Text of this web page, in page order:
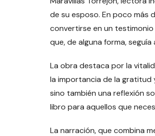
de su esposo. En poco más
convertirse en un testimonio
que, de alguna forma,
La obra destaca por la
la importancia de la gratitud
sino también una reflexión
libro para aquellos que
La narración, que combina